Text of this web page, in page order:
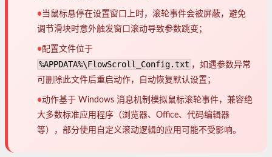
• 当鼠标悬停在设置窗口上时，滚轮事件会被屏蔽，避免
调节滑块时意外触发窗口滚动导致参数跳变；
• 配置文件位于
%APPDATA%\FlowScroll_Config.txt ，如遇参数异常
可删除此文件后重启动作，自动恢复默认设置；
•动作基于 Windows 消息机制模拟鼠标滚轮事件，兼容绝
大多数标准应用程序（浏览器、Office、代码编辑器
等），部分使用自定义滚动逻辑的应用可能不受影响。